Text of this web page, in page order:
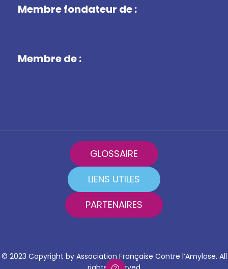
Membre fondateur de :
Membre de :
GLOSSAIRE
LIENS UTILES
PARTENAIRES
© 2023 Copyright by Association Française Contre l’Amylose. All